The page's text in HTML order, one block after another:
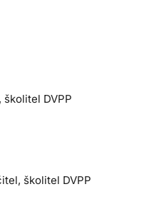
DVPP
školitel DVPP